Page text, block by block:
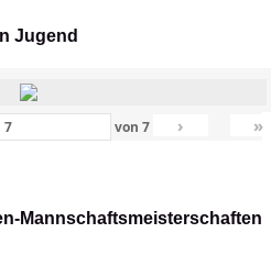
Jugend
von7 › »